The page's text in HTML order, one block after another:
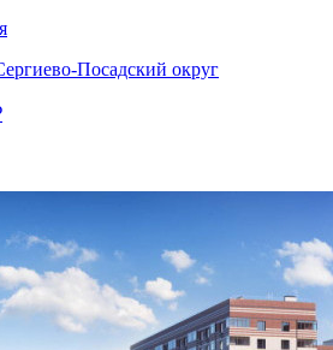
Посадский округ